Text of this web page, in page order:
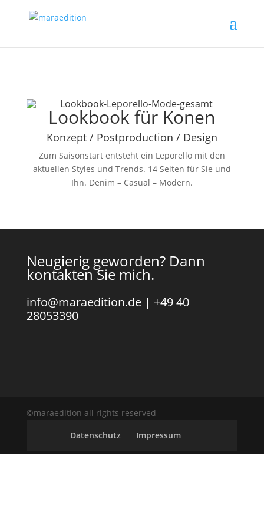
Lookbook für Konen
Konzept / Postproduction / Design
Zum Saisonstart entsteht ein Leporello mit den
aktuellen Styles und Trends. 14 Seiten für Sie und
Ihn. Denim – Casual – Modern.
Neugierig geworden? Dann
kontakten Sie mich.
info@maraedition.de| +49 40
28053390
©maraedition all rights reserved
Datenschutz
Impressum